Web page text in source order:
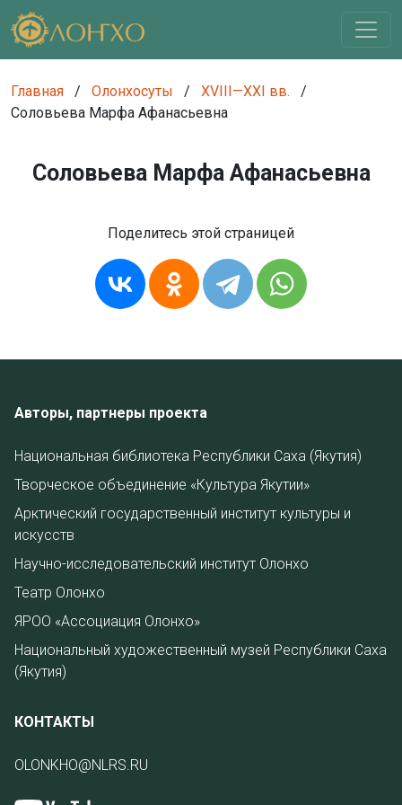
Главная / Олонхосуты / XVIII—XXI вв.
/
Соловьева Марфа Афанасьевна
Соловьева Марфа Афанасьевна
Поделитесь этой страницей
Авторы, партнеры проекта
Национальная библиотека Республики Саха (Якутия)
Творческое объединение «Культура Якутии»
Арктический государственный институт культуры и
искусств
Научно-исследовательский институт Олонхо
Театр Олонхо
ЯРОО «Ассоциация Олонхо»
Национальный художественный музей Республики Саха
(Якутия)
КОНТАКТЫ
OLONKHO@NLRS.RU